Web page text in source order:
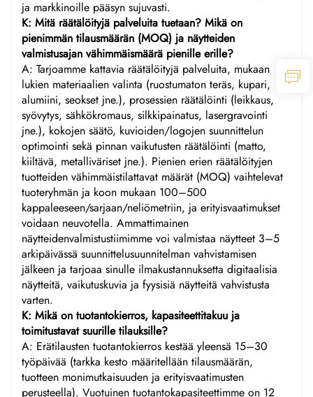
ja markkinoille pääsyn sujuvasti.
K: Mitä räätälöityjä palveluita tuetaan? Mikä on
pienimmän tilausmäärän (MOQ) ja näytteiden
valmistusajan vähimmäismäärä pienille erille?
A: Tarjoamme kattavia räätälöityjä palveluita, mukaan
lukien materiaalien valinta (ruostumaton teräs, kupari,
alumiini, seokset jne.), prosessien räätälöinti (leikkaus,
syövytys, sähkökromaus, silkkipainatus, lasergravointi
jne.), kokojen säätö, kuvioiden/logojen suunnittelun
optimointi sekä pinnan vaikutusten räätälöinti (matto,
kiiltävä, metalliväriset jne.). Pienien erien räätälöityjen
tuotteiden vähimmäistilattavat määrät (MOQ) vaihtelevat
tuoteryhmän ja koon mukaan 100–500
kappaleeseen/sarjaan/neliömetriin, ja erityisvaatimukset
voidaan neuvotella. Ammattimainen
näytteidenvalmistustiimimme voi valmistaa näytteet 3–5
arkipäivässä suunnittelusuunnitelman vahvistamisen
jälkeen ja tarjoaa sinulle ilmakustannuksetta digitaalisia
näytteitä, vaikutuskuvia ja fyysisiä näytteitä vahvistusta
varten.
K: Mikä on tuotantokierros, kapasiteettitakuu ja
toimitustavat suurille tilauksille?
A: Erätilausten tuotantokierros kestää yleensä 15–30
työpäivää (tarkka kesto määritellään tilausmäärän,
tuotteen monimutkaisuuden ja erityisvaatimusten
perusteella). Vuotuinen tuotantokapasiteettimme on 12